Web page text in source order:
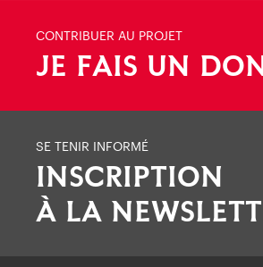
CONTRIBUER AU PROJET
JE FAIS UN
SE TENIR INFORMÉ
INSCRIPTION
À LA